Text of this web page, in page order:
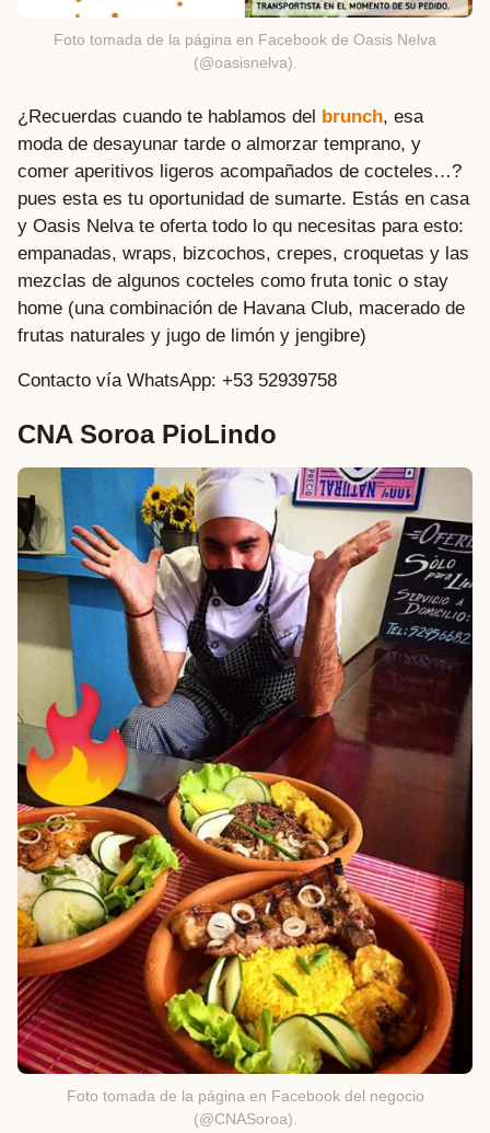
Foto tomada de la página en Facebook de Oasis Nelva
(@oasisnelva).
¿Recuerdas cuando te hablamos del brunch, esa
moda de desayunar tarde o almorzar temprano, y
comer aperitivos ligeros acompañados de cocteles…?
pues esta es tu oportunidad de sumarte. Estás en casa
y Oasis Nelva te oferta todo lo qu necesitas para esto:
empanadas, wraps, bizcochos, crepes, croquetas y las
mezclas de algunos cocteles como fruta tonic o stay
home (una combinación de Havana Club, macerado de
frutas naturales y jugo de limón y jengibre)
Contacto vía WhatsApp: +53 52939758
CNA Soroa PioLindo
Foto tomada de la página en Facebook del negocio
(@CNASoroa).